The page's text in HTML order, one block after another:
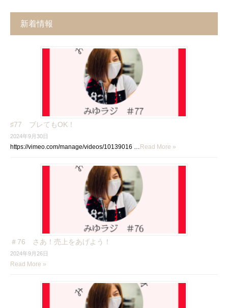
新着情報
♯77 ブレてもOK！
2024年9月30日
https://vimeo.com/manage/videos/10139016 … Read More »
＃76 さあ！売上をあげよう！
2024年9月26日
Read More »